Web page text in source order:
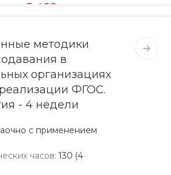
5 460
методики
в
организациях
ФГОС.
- 4 недели
с применением
часов: 130 (4